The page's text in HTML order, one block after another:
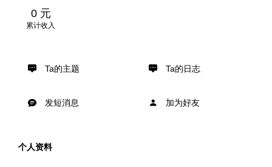
0 元
累计收入
Ta的主题 Ta的日志
发短消息 加为好友
个人资料